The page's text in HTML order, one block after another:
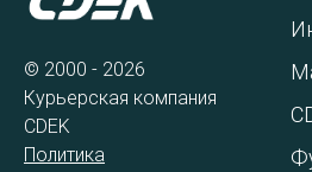
© 2000 - 2026
Курьерская компания
CDEK
Политика